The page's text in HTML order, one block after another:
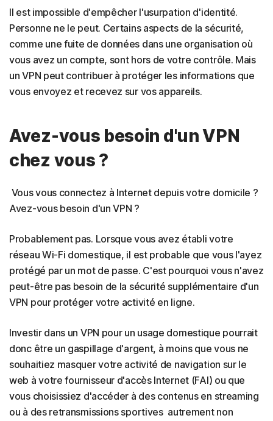
Il est impossible d'empêcher l'usurpation d'identité.
Personne ne le peut. Certains aspects de la sécurité,
comme une fuite de données dans une organisation où
vous avez un compte, sont hors de votre contrôle. Mais
un VPN peut contribuer à protéger les informations que
vous envoyez et recevez sur vos appareils.
Avez-vous besoin d'un VPN
chez vous ?
Vous vous connectez à Internet depuis votre domicile ?
Avez-vous besoin d'un VPN ?
Probablement pas. Lorsque vous avez établi votre
réseau Wi-Fi domestique, il est probable que vous l'ayez
protégé par un mot de passe. C'est pourquoi vous n'avez
peut-être pas besoin de la sécurité supplémentaire d'un
VPN pour protéger votre activité en ligne.
Investir dans un VPN pour un usage domestique pourrait
donc être un gaspillage d'argent, à moins que vous ne
souhaitiez masquer votre activité de navigation sur le
web à votre fournisseur d'accès Internet (FAI) ou que
vous choisissiez d'accéder à des contenus en streaming
ou à des retransmissions sportives autrement non